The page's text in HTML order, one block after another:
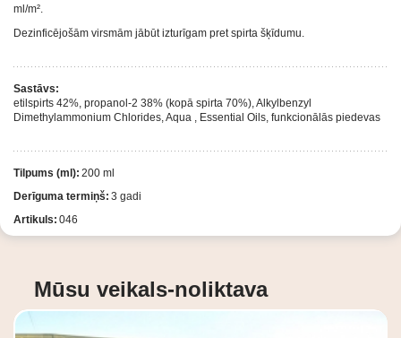
ml/m².
Dezinficējošām virsmām jābūt izturīgam pret spirta šķīdumu.
Sastāvs:
etilspirts 42%, propanol-2 38% (kopā spirta 70%), Alkylbenzyl
Dimethylammonium Chlorides, Aqua , Essential Oils, funkcionālās piedevas
Tilpums (ml): 200 ml
Derīguma termiņš: 3 gadi
Artikuls: 046
Mūsu veikals-noliktava